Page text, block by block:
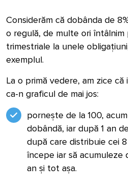
Considerăm că dobânda de
o regulă, de multe ori întâlnim
trimestriale la unele
exemplul.
La o primă vedere, am zice
ca-n graficul de mai jos:
pornește de la 100,
dobândă, iar după 1 an
după care distribuie cei
începe iar să
an și tot așa.